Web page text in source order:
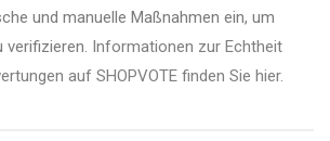
und manuelle Maßnahmen ein, um
verifizieren. Informationen zur Echtheit
auf SHOPVOTE finden Sie hier.